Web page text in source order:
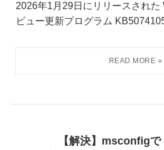
2026年1月29日にリリースされた
ビュー更新プログラム
【解決】msconfig